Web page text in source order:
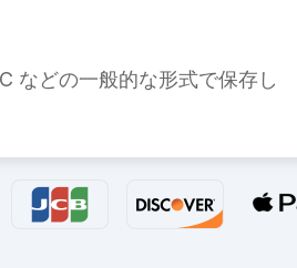
などの一般的な形式で保存し